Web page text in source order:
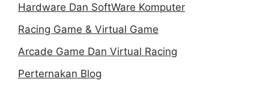
Hardware Dan SoftWare Komputer
Racing Game & Virtual Game
Arcade Game Dan Virtual Racing
Perternakan Blog